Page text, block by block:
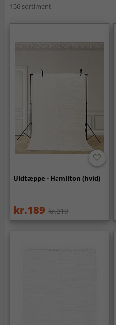
156 sortiment
Uldtæppe - Hamilton (hvid)
kr.189 kr.219